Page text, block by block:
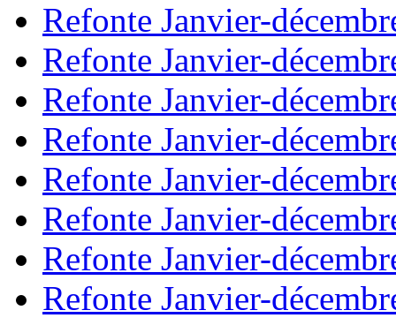
Refonte Janvier-
Refonte Janvier-
Refonte Janvier-
Refonte Janvier-
Refonte Janvier-
Refonte Janvier-
Refonte Janvier-
Refonte Janvier-